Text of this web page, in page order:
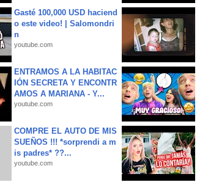
Gasté 100,000 USD haciend
o este video! | Salomondri
n
youtube.com
ENTRAMOS A LA HABITAC
IÓN SECRETA Y ENCONTR
AMOS A MARIANA - Y...
youtube.com
COMPRE EL AUTO DE MIS
SUEÑOS !!! *sorprendi a m
is padres* ??...
youtube.com